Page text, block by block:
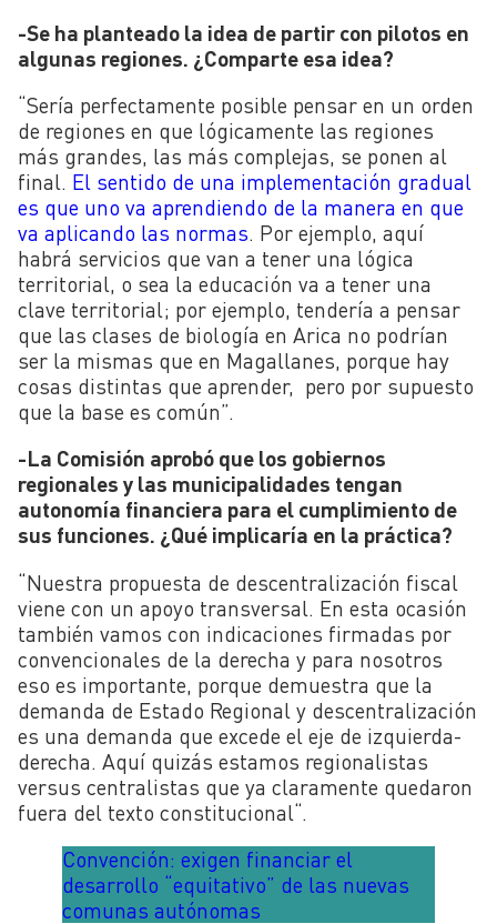
-Se ha planteado la idea de partir con pilotos en
algunas regiones. ¿Comparte esa idea?
“Sería perfectamente posible pensar en un orden
de regiones en que lógicamente las regiones
más grandes, las más complejas, se ponen al
final. El sentido de una implementación gradual
es que uno va aprendiendo de la manera en que
va aplicando las normas. Por ejemplo, aquí
habrá servicios que van a tener una lógica
territorial, o sea la educación va a tener una
clave territorial; por ejemplo, tendería a pensar
que las clases de biología en Arica no podrían
ser la mismas que en Magallanes, porque hay
cosas distintas que aprender, pero por supuesto
que la base es común”.
-La Comisión aprobó que los gobiernos
regionales y las municipalidades tengan
autonomía financiera para el cumplimiento de
sus funciones. ¿Qué implicaría en la práctica?
“Nuestra propuesta de descentralización fiscal
viene con un apoyo transversal. En esta ocasión
también vamos con indicaciones firmadas por
convencionales de la derecha y para nosotros
eso es importante, porque demuestra que la
demanda de Estado Regional y descentralización
es una demanda que excede el eje de izquierda-
derecha. Aquí quizás estamos regionalistas
versus centralistas que ya claramente quedaron
fuera del texto constitucional“
Convención: exigen financiar el
desarrollo “equitativo” de las nuevas
comunas autónomas